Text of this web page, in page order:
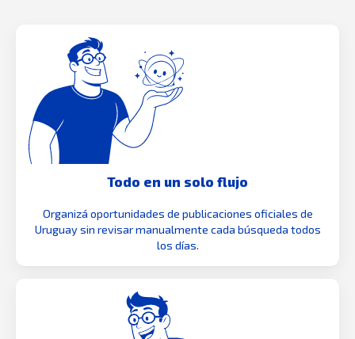
Todo en un solo flujo
Organizá oportunidades de publicaciones oficiales de
Uruguay sin revisar manualmente cada búsqueda todos
los días.